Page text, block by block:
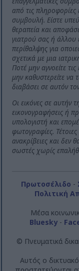
από τις πληροφορίες
συμβουλή. Είστε
θεραπεία και
γιατρού σας ή άλλου
περίθαλψης για
σχετικά με μια
Ποτέ μην αγνοείτε
μην καθυστερείτε να
διαβάσει σε αυτόν
Οι εικόνες σε αυτήν
εικονογραφήσεις ή
υπολογιστή και
φωτογραφίες.
ανακρίβειες και δεν
σωστές χωρίς
Πρωτοσέλιδο -
Πολιτική
Μέσα
Bluesky-
© Πνευματικά
Αυτός ο